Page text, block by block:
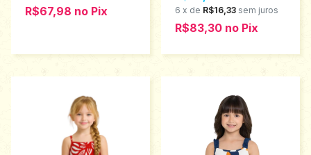
R$67,98 no Pix 6 x de R$16,33 sem juros
R$83,30 no Pix